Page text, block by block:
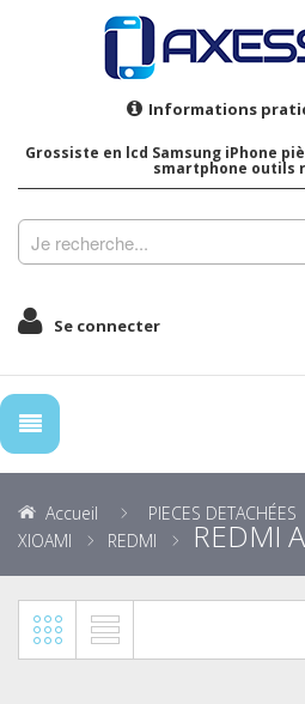
Informations
Grossiste en lcd Samsung iPhone
smartphone outils
Se connecter
Accueil PIECES DETACHÉES
XIOAMI
REDMI REDMI